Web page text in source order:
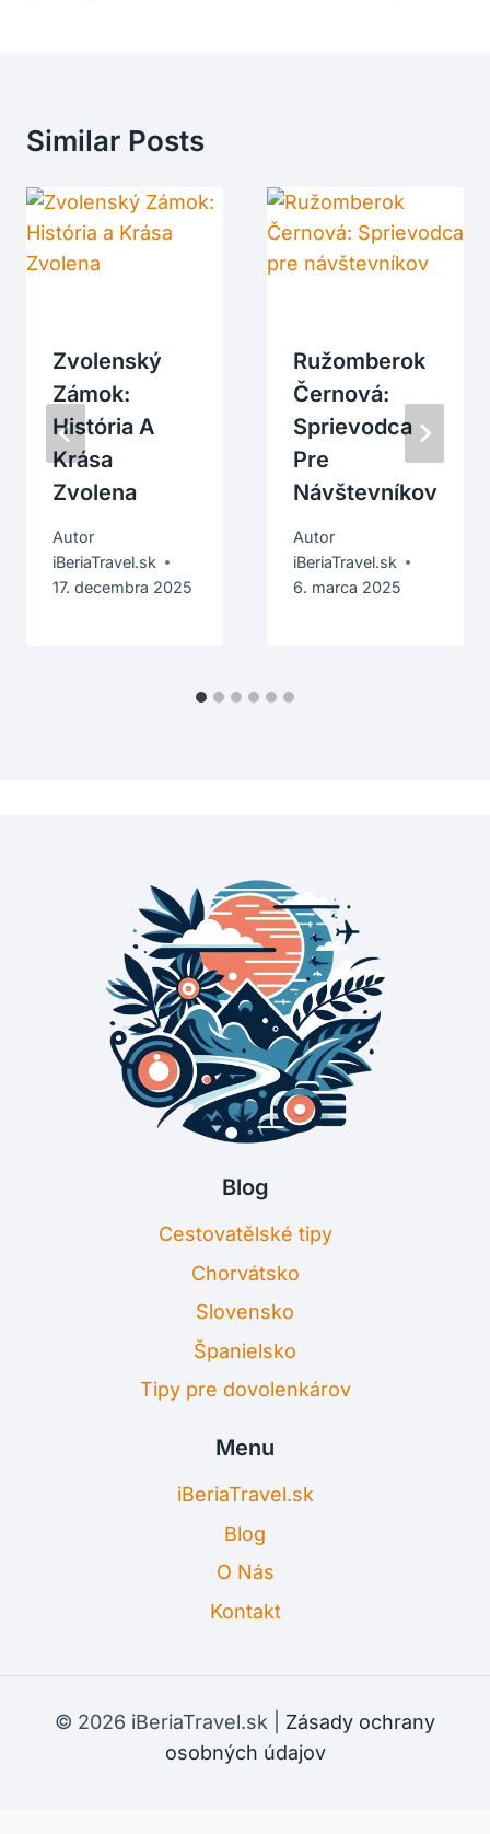
Similar Posts
Zvolenský
Zámok:
História A
Krása
Zvolena
Autor
iBeriaTravel.sk
17. decembra 2025
Ružomberok
Černová:
Sprievodca
Pre
Návštevníkov
Autor
iBeriaTravel.sk
6. marca 2025
Blog
Cestovatělské tipy
Chorvátsko
Slovensko
Španielsko
Tipy pre dovolenkárov
Menu
iBeriaTravel.sk
Blog
O Nás
Kontakt
© 2026 iBeriaTravel.sk | Zásady ochrany
osobných údajov